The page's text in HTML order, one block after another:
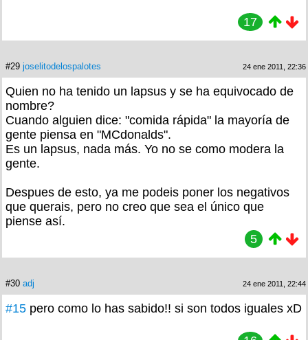
17
#29 joselitodelospalotes 24 ene 2011, 22:36
Quien no ha tenido un lapsus y se ha equivocado de
nombre?
Cuando alguien dice: "comida rápida" la mayoría de
gente piensa en "MCdonalds".
Es un lapsus, nada más. Yo no se como modera la
gente.
Despues de esto, ya me podeis poner los negativos
que querais, pero no creo que sea el único que
piense así.
5
#30 adj 24 ene 2011, 22:44
#15 pero como lo has sabido!! si son todos iguales xD